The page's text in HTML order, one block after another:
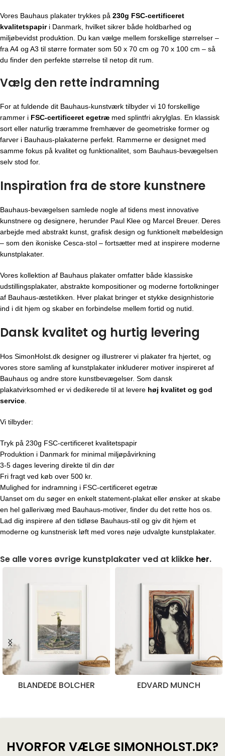
Vores Bauhaus plakater trykkes på 230g FSC-certificeret
kvalitetspapiri Danmark, hvilket sikrer både holdbarhed og
miljøbevidst produktion. Du kan vælge mellem forskellige størrelser –
fra A4 og A3 til større formater som 50 x 70 cm og 70 x 100 cm – så
du finder den perfekte størrelse til netop dit rum.
Vælg den rette indramning
For at fuldende dit Bauhaus-kunstværk tilbyder vi 10 forskellige
rammer i FSC-certificeret egetræ med splintfri akrylglas. En klassisk
sort eller naturlig træramme fremhæver de geometriske former og
farver i Bauhaus-plakaterne perfekt. Rammerne er designet med
samme fokus på kvalitet og funktionalitet, som Bauhaus-bevægelsen
selv stod for.
Inspiration fra de store kunstnere
Bauhaus-bevægelsen samlede nogle af tidens mest innovative
kunstnere og designere, herunder Paul Klee og Marcel Breuer. Deres
arbejde med abstrakt kunst, grafisk design og funktionelt møbeldesign
– som den ikoniske Cesca-stol – fortsætter med at inspirere moderne
kunstplakater.
Vores kollektion af Bauhaus plakater omfatter både klassiske
udstillingsplakater, abstrakte kompositioner og moderne fortolkninger
af Bauhaus-æstetikken. Hver plakat bringer et stykke designhistorie
ind i dit hjem og skaber en forbindelse mellem fortid og nutid.
Dansk kvalitet og hurtig levering
Hos SimonHolst.dk designer og illustrerer vi plakater fra hjertet, og
vores store samling af kunstplakater inkluderer motiver inspireret af
Bauhaus og andre store kunstbevægelser. Som dansk
plakatvirksomhed er vi dedikerede til at levere høj kvalitet og god
service
Vi tilbyder:
Tryk på 230g FSC-certificeret kvalitetspapir
Produktion i Danmark for minimal miljøpåvirkning
3-5 dages levering direkte til din dør
Fri fragt ved køb over 500 kr.
Mulighed for indramning i FSC-certificeret egetræ
Uanset om du søger en enkelt statement-plakat eller ønsker at skabe
en hel gallerivæg med Bauhaus-motiver, finder du det rette hos os.
Lad dig inspirere af den tidløse Bauhaus-stil og giv dit hjem et
moderne og kunstnerisk løft med vores nøje udvalgte kunstplakater.
Se alle vores øvrige kunstplakater ved at klikke her.
BLANDEDE BOLCHER EDVARD MUNCH
HVORFOR VÆLGE SIMONHOLST.DK?